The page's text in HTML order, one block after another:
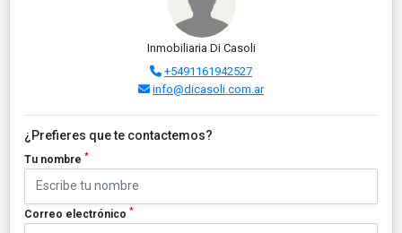
Inmobiliaria Di Casoli
+5491161942527
info@dicasoli.com.ar
¿Prefieres que te contactemos?
Tu nombre *
Correo electrónico *